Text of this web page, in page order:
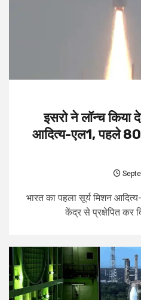
इसरो ने लॉन्च किया
आदित्य-एल1, पहले
भारत का पहला सूर्य मिशन
केंद्र से प्रक्षेपित कर